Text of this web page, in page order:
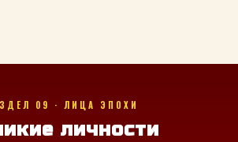
09 · ЛИЦА ЭПОХИ
личности